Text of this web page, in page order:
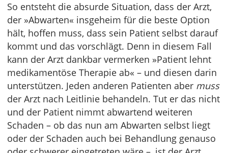
So entsteht die absurde Situation, dass der Arzt,
der »Abwarten« insgeheim für die beste Option
hält, hoffen muss, dass sein Patient selbst darauf
kommt und das vorschlägt. Denn in diesem Fall
kann der Arzt dankbar vermerken »Patient lehnt
medikamentöse Therapie ab« – und diesen darin
unterstützen. Jeden anderen Patienten aber muss
der Arzt nach Leitlinie behandeln. Tut er das nicht
und der Patient nimmt abwartend weiteren
Schaden – ob das nun am Abwarten selbst liegt
oder der Schaden auch bei Behandlung genauso